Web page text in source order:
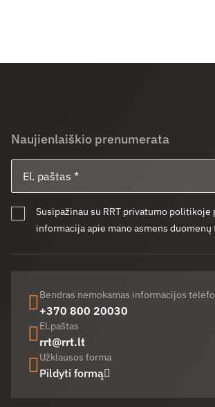
Naujienlaiškio prenumerata
Susipažinau su RRT privatumo politikoje
informacija apie mano asmens duomenų
Bendras nemokamas informacijos
+370 800 20030
El.paštas
rrt@rrt.lt
Užklausos forma
Pildyti formą